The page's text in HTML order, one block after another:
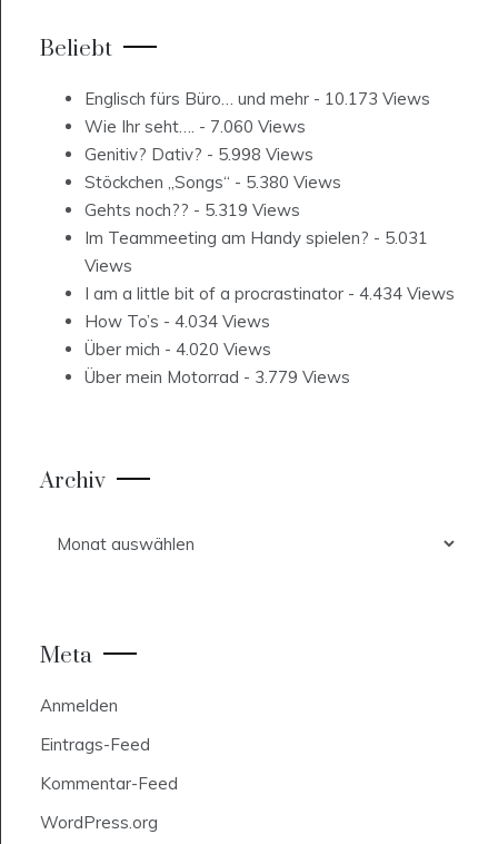
Beliebt
Englisch fürs Büro… und mehr - 10.173 Views
Wie Ihr seht…. - 7.060 Views
Genitiv? Dativ? - 5.998 Views
Stöckchen „Songs“ - 5.380 Views
Gehts noch?? - 5.319 Views
Im Teammeeting am Handy spielen? - 5.031
Views
I am a little bit of a procrastinator - 4.434 Views
How To’s - 4.034 Views
Über mich - 4.020 Views
Über mein Motorrad - 3.779 Views
Archiv
Meta
Anmelden
Eintrags-Feed
Kommentar-Feed
WordPress.org